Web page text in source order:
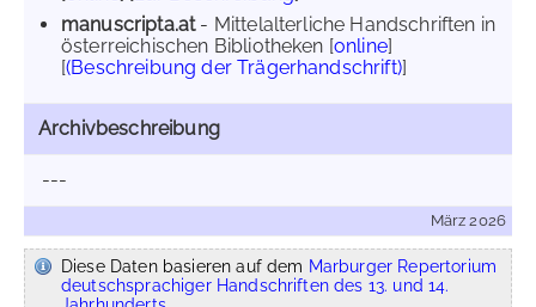
manuscripta.at- Mittelalterliche Handschriften in
österreichischen Bibliotheken [online]
[(Beschreibung der Trägerhandschrift)]
Archivbeschreibung
---
März 2026
Diese Daten basieren auf dem Marburger Repertorium
deutschsprachiger Handschriften des 13. und 14.